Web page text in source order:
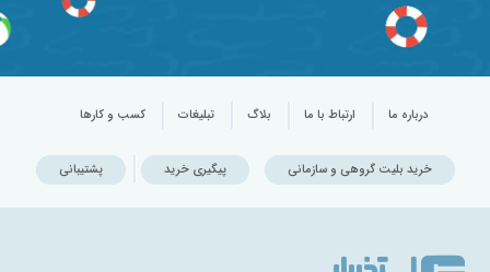
درباره ما ارتباط با ما بلاگ تبلیغات کسب و کارها
خرید بلیت گروهی و سازمانی پیگیری خرید پشتیبانی